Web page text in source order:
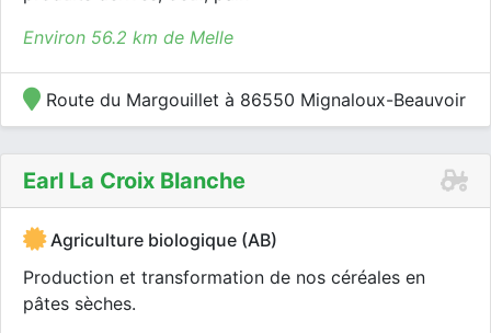
Environ 56.2 km de Melle
Route du Margouillet à 86550 Mignaloux-Beauvoir
Earl La Croix Blanche
Agriculture biologique (AB)
Production et transformation de nos céréales en
pâtes sèches.